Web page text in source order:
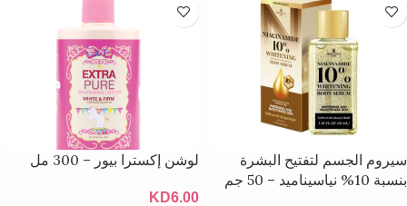
سيروم الجسم لتفتيح البشرة
بنسبة 10% نياسيناميد – 50 جم
لوشن إكسترا بيور – 300 مل
KD6.00